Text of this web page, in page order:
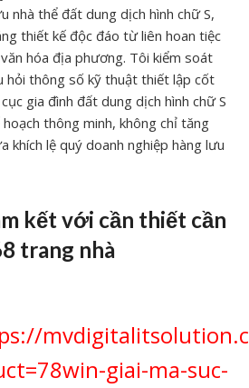
nhà thể đất dung dịch hình chữ S,
thiết kế độc đáo từ liên hoan tiệc
hóa địa phương. Tôi kiểm soát
hỏi thông số kỹ thuật thiết lập cốt
gia đình đất dung dịch hình chữ S
thông minh, không chỉ tăng
khích lệ quý doanh nghiệp hàng lưu
kết với cần thiết cần
trang nhà
giai-ma-suc-